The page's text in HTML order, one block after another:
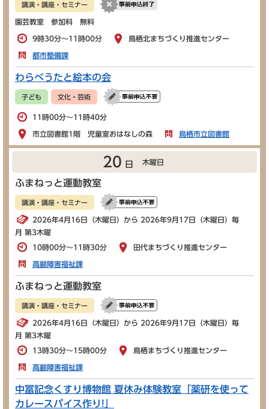
講演・講座・セミナー
園芸教室 参加料 無料
9時30分～11時00分 鳥栖北まちづくり推進センター
都市整備課
わらべうたと絵本の会
子ども 文化・芸術
11時00分～11時40分
市立図書館1階 児童室おはなしの森 鳥栖市立図書館
20 日 木曜日
ふまねっと運動教室
講演・講座・セミナー
2026年4月16日（木曜日）から 2026年9月17日（木曜日）毎
月 第3木曜
10時00分～11時30分 田代まちづくり推進センター
高齢障害福祉課
ふまねっと運動教室
講演・講座・セミナー
2026年4月16日（木曜日）から 2026年9月17日（木曜日）毎
月 第3木曜
13時30分～15時00分 鳥栖まちづくり推進センター
高齢障害福祉課
中冨記念くすり博物館 夏休み体験教室「薬研を使って
カレースパイス作り!」